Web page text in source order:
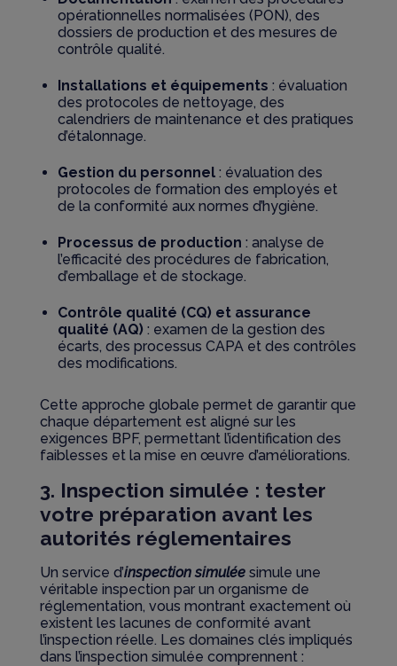
opérationnelles normalisées (PON), des
dossiers de production et des mesures de
contrôle qualité.
Installations et équipements : évaluation
des protocoles de nettoyage, des
calendriers de maintenance et des pratiques
d’étalonnage.
Gestion du personnel : évaluation des
protocoles de formation des employés et
de la conformité aux normes d’hygiène.
Processus de production : analyse de
l’efficacité des procédures de fabrication,
d’emballage et de stockage.
Contrôle qualité (CQ) et assurance
qualité (AQ) : examen de la gestion des
écarts, des processus CAPA et des contrôles
des modifications.
Cette approche globale permet de garantir que
chaque département est aligné sur les
exigences BPF, permettant l’identification des
faiblesses et la mise en œuvre d’améliorations.
3. Inspection simulée : tester
votre préparation avant les
autorités réglementaires
Un service d’inspection simulée simule une
véritable inspection par un organisme de
réglementation, vous montrant exactement où
existent les lacunes de conformité avant
l’inspection réelle. Les domaines clés impliqués
dans l’inspection simulée comprennent :